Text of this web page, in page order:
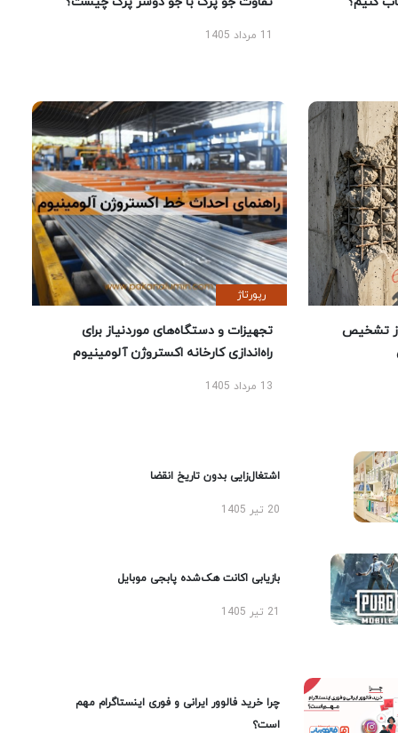
تشخیص
رپورتاژ
تجهیزات و دستگاه‌های موردنیاز برای
راه‌اندازی کارخانه اکستروژن آلومینیوم
13 مرداد 1405
اشتغال‌زایی بدون تاریخ انقضا
20 تیر 1405
بازیابی اکانت هک‌شده پابجی موبایل
چرا خرید فالوور ایرانی و فوری اینستاگرام مهم
است؟